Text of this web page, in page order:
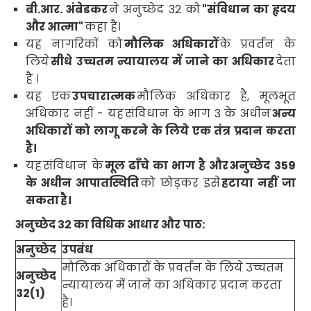
बी.आर. अंबेडकरने अनुच्छेद 32 को"संविधान का हृदय
और आत्मा"कहा है।
यह नागरिकों कोमौलिक अधिकारोंके प्रवर्तन के
लियेसीधे उच्चतम न्यायालय में जाने का अधिकारदेता
है ।
यह एकउपचारात्मकमौलिक अधिकार है, मूलभूत
अधिकार नहीं - यहसंविधान के भाग 3के अधीनअन्य
अधिकारों को लागू करने के लिये एक तंत्र प्रदान करता
है।
यहसंविधान केमूल ढाँचे का भाग है औरअनुच्छेद 359
के अधीन आपातस्थितिको छोड़कर इसेहटाया नहीं जा
सकताहै।
अनुच्छेद32का विधिक आधार और पाठ:
अनुच्छेद उपबंध
अनुच्छेद
32(1)
मौलिक अधिकारों के प्रवर्तन के लियेउच्चतम
न्यायालय में जाने का अधिकार प्रदान करता
है।